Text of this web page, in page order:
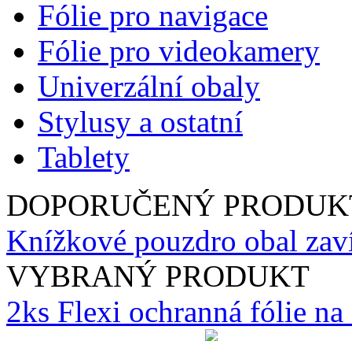
Fólie pro navigace
Fólie pro videokamery
Univerzální obaly
Stylusy a ostatní
Tablety
DOPORUČENÝ
Knížkové pouzdro obal
VYBRANÝ PRODUKT
2ks Flexi ochranná fólie